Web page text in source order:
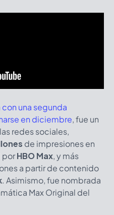
una segunda
en diciembre, fue un
redes sociales,
de impresiones en
porHBO Max, y más
a partir de contenido
. Asimismo, fue nombrada
Max Original del